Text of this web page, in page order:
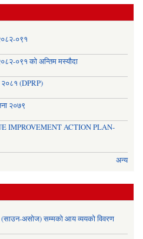
०९१
०९१ को अन्तिम मस्यौदा
२०८१ (DPRP)
२०७९
IMPROVEMENT ACTION PLAN-
अन्य
असोज) सम्मको आय व्ययको विवरण